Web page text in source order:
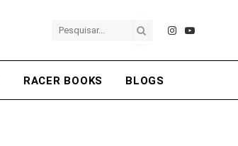
Instagram
YouTube
RACER BOOKS BLOGS